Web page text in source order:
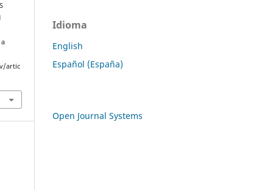
artic
Idioma
English
Español (España)
Open Journal Systems